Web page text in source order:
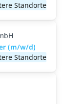
Standorte
(m/w/d)
Standorte